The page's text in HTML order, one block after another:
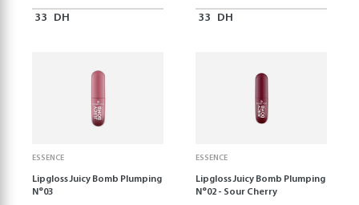
33 DH 33 DH
ESSENCE
Lipgloss Juicy Bomb Plumping
N°03
ESSENCE
Lipgloss Juicy Bomb Plumping
N°02 - Sour Cherry